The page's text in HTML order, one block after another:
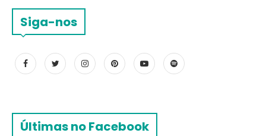
Siga-nos
Últimas no Facebook